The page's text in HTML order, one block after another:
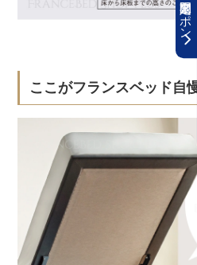
期間限定クーポン
ここがフランスベッド自